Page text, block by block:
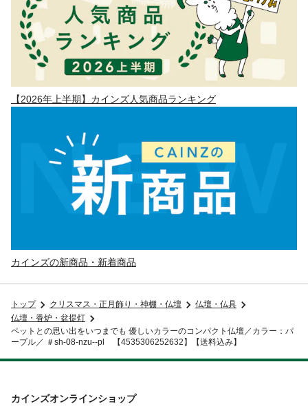
【2026年上半期】カインズ人気商品ランキング
カインズの新商品・新着商品
トップ クリスマス・正月飾り・神棚・仏壇
仏壇・仏具
仏壇・香炉・盆提灯
ペットとの思い出をいつまでも 優しいカラーのコンパクト仏壇／カラー：パ
ープル／ ＃sh-08-nzu--pl 【4535306252632】【送料込み】
カインズオンラインショップ